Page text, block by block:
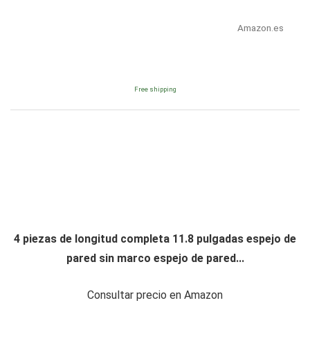
Amazon.es
Free shipping
4 piezas de longitud completa 11.8 pulgadas espejo de
pared sin marco espejo de pared...
Consultar precio en Amazon